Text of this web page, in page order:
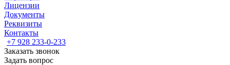
Лицензии
Документы
Реквизиты
Контакты
+7 928 233-0-233
Заказать звонок
Задать вопрос